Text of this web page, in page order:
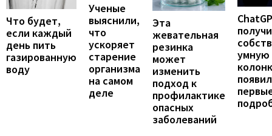
Что будет,
если каждый
день пить
газированную
воду
Ученые
выяснили,
что
ускоряет
старение
организма
на самом
деле
Эта
жевательная
резинка
может
изменить
подход к
профилактике
опасных
заболеваний
умную